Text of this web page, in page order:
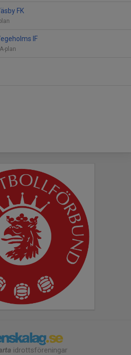
FK
IF
plan
idrottsföreningar